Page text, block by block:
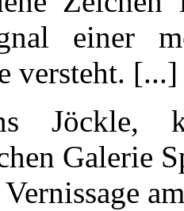
einer
versteht. [...]
Jöckle,
Galerie